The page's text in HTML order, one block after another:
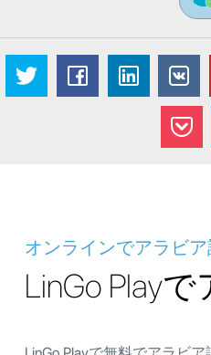
オンラインでアラビ
LinGo Play